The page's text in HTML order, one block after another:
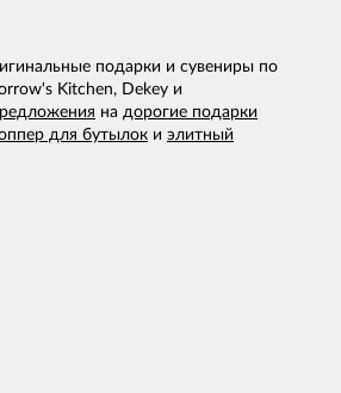
подарки и сувениры по
Kitchen, Dekey и
на дорогие подарки
для бутылок и элитный